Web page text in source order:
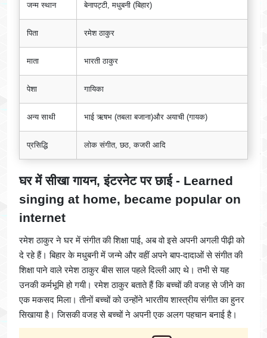
जन्म स्थान बेनापट्टी, मधुबनी (बिहार)
पिता रमेश ठाकुर
माता भारती ठाकुर
पेशा गायिका
अन्य साथी भाई ऋषभ (तबला बजाना)और अयाची (गायक)
प्रसिद्धि लोक संगीत, छठ, कजरी आदि
घर में सीखा गायन, इंटरनेट पर छाई - Learned
singing at home, became popular on
internet
रमेश ठाकुर ने घर में संगीत की शिक्षा पाई, अब वो इसे अपनी अगली पीढ़ी को
दे रहे हैं। बिहार के मधुबनी में जन्मे और वहीं अपने बाप-दादाओं से संगीत की
शिक्षा पाने वाले रमेश ठाकुर बीस साल पहले दिल्ली आए थे। तभी से यह
उनकी कर्मभूमि हो गयी। रमेश ठाकुर बताते हैं कि बच्चों की वजह से जीने का
एक मकसद मिला। तीनों बच्चों को उन्होंने भारतीय शास्त्रीय संगीत का हुनर
सिखाया है। जिसकी वजह से बच्चों ने अपनी एक अलग पहचान बनाई है।